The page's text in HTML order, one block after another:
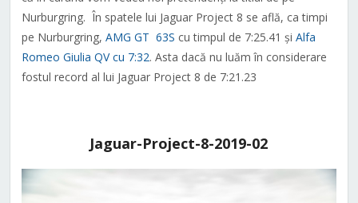
Nurburgring. În spatele lui Jaguar Project 8 se află, ca timpi
pe Nurburgring, AMG GT 63S cu timpul de 7:25.41 și Alfa
Romeo Giulia QV cu 7:32. Asta dacă nu luăm în considerare
fostul record al lui Jaguar Project 8 de 7:21.23
Jaguar-Project-8-2019-02